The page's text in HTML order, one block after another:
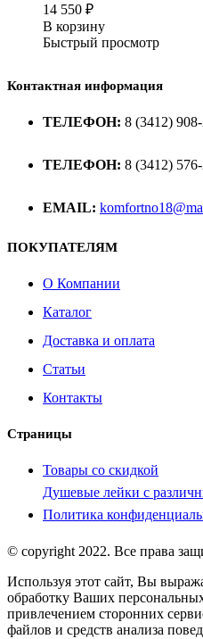
14 550 ₽
В корзину
Быстрый просмотр
Контактная информация
ТЕЛЕФОН: 8 (3412)
ТЕЛЕФОН: 8 (3412)
EMAIL:
ПОКУПАТЕЛЯМ
О Компании
Каталог
Доставка и оплата
Статьи
Контакты
Страницы
Товары со скидкой
Душевые лейки с
Политика
© copyright 2022. Все права
Используя этот сайт, Вы
обработку Ваших
привлечением сторонних
файлов и средств анализа